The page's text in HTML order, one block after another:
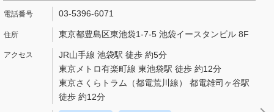
03-5396-6071
東京都豊島区東池袋1-7-5 池袋イースタンビル 8F
JR山手線 池袋駅 徒歩 約5分
東京メトロ有楽町線 東池袋駅 徒歩 約12分
東京さくらトラム（都電荒川線） 都電雑司ヶ谷駅
徒歩 約12分